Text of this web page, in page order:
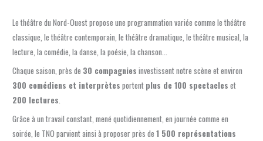
Le théâtre du Nord-Ouest propose une programmation variée comme le théâtre
classique, le théâtre contemporain, le théâtre dramatique, le théâtre musical, la
lecture, la comédie, la danse, la poésie, la chanson…
Chaque saison, près de 30 compagnies investissent notre scène et environ
300 comédiens et interprètes portent plus de 100 spectacles et
200 lectures
Grâce à un travail constant, mené quotidiennement, en journée comme en
soirée, le TNO parvient ainsi à proposer près de1 500 représentations